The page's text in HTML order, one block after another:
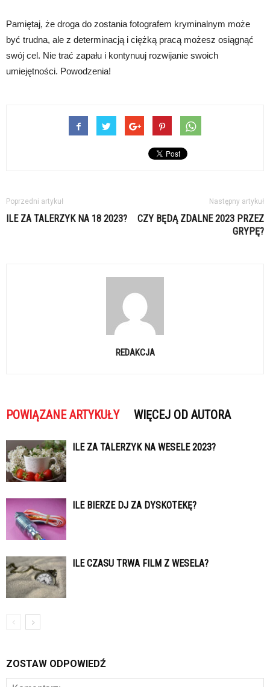
Pamiętaj, że droga do zostania fotografem kryminalnym może
być trudna, ale z determinacją i ciężką pracą możesz osiągnąć
swój cel. Nie trać zapału i kontynuuj rozwijanie swoich
umiejętności. Powodzenia!
Poprzedni artykuł
ILE ZA TALERZYK NA 18 2023?
Następny artykuł
CZY BĘDĄ ZDALNE 2023 PRZEZ
GRYPĘ?
REDAKCJA
POWIĄZANE ARTYKUŁY WIĘCEJ OD AUTORA
ILE ZA TALERZYK NA WESELE 2023?
ILE BIERZE DJ ZA DYSKOTEKĘ?
ILE CZASU TRWA FILM Z WESELA?
ZOSTAW ODPOWIEDŹ